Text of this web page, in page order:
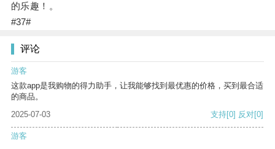
的乐趣！。
#37#
评论
游客
这款app是我购物的得力助手，让我能够找到最优惠的价格，买到最合适
的商品。
2025-07-03
支持[0] 反对[0]
游客